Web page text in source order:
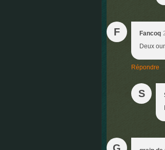
F Fancoq
Deux
Répondre
S